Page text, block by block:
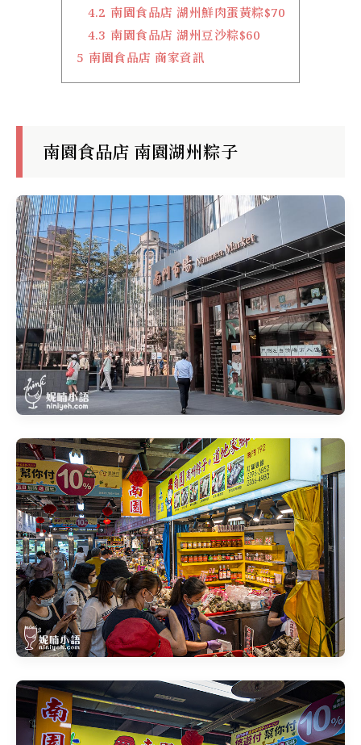
4.2 南園食品店 湖州鮮肉蛋黃粽$70
4.3 南園食品店 湖州豆沙粽$60
5 南園食品店 商家資訊
南園食品店 南園湖州粽子